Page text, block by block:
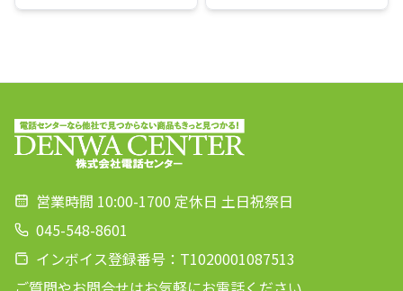
営業時間 10:00-1700 定休日 土日祝祭日
045-548-8601
インボイス登録番号：T1020001087513